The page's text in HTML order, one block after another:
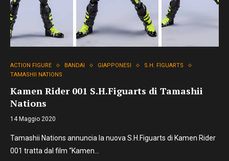
ACTION FIGURE BANDAI GIAPPONESI
S.H. FIGUARTS
TAMASHII NATIONS
Kamen Rider 001 S.H.Figuarts di Tamashii
Nations
14 Maggio 2020
Tamashii Nations annuncia la nuova S.H.Figuarts di Kamen Rider
001 tratta dal film “Kamen…